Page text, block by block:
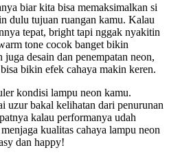
biar kita bisa memaksimalkan si
dulu tujuan ruangan kamu. Kalau
tepat, bright tapi nggak nyakitin
tone cocok banget bikin
juga desain dan penempatan neon,
bikin efek cahaya makin keren.
kondisi lampu neon kamu.
uzur bakal kelihatan dari penurunan
kalau performanya udah
kualitas cahaya lampu neon
dan happy!